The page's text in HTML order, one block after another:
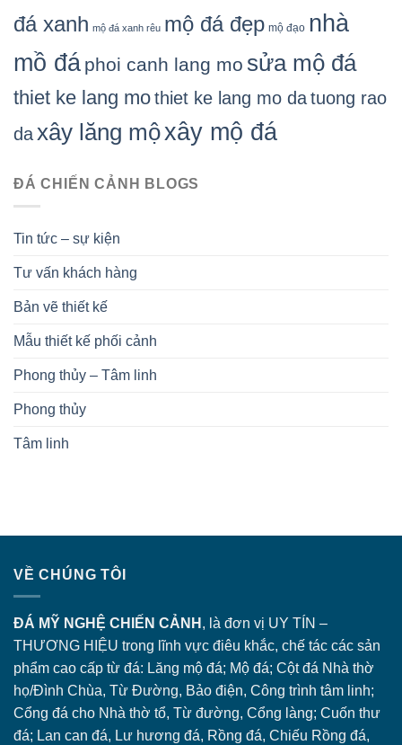
đá xanh mộ đá xanh rêu mộ đá đẹp mộ đạo nhà
mồ đá phoi canh lang mo sửa mộ đá
thiet ke lang mothiet ke lang mo datuong rao
daxây lăng mộxây mộ đá
ĐÁ CHIẾN CẢNH BLOGS
Tin tức – sự kiện
Tư vấn khách hàng
Bản vẽ thiết kế
Mẫu thiết kế phối cảnh
Phong thủy – Tâm linh
Phong thủy
Tâm linh
VỀ CHÚNG TÔI
ĐÁ MỸ NGHỆ CHIẾN CẢNH , là đơn vị UY TÍN –
THƯƠNG HIỆU trong lĩnh vực điêu khắc, chế tác các sản
phẩm cao cấp từ đá: Lăng mộ đá; Mộ đá; Cột đá Nhà thờ
họ/Đình Chùa, Từ Đường, Bảo điện, Công trình tâm linh;
Cổng đá cho Nhà thờ tổ, Từ đường, Cổng làng; Cuốn thư
đá; Lan can đá, Lư hương đá, Rồng đá, Chiếu Rồng đá,